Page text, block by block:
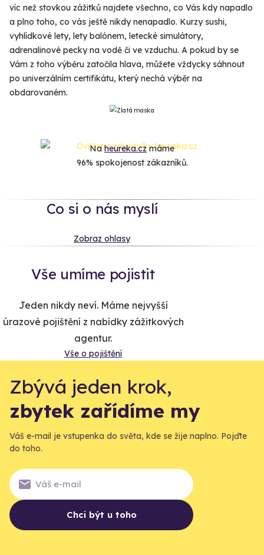
víc než stovkou zážitků najdete všechno, co Vás kdy napadlo
a plno toho, co vás ještě nikdy nenapadlo. Kurzy sushi,
vyhlídkové lety, lety balónem, letecké simulátory,
adrenalinové pecky na vodě či ve vzduchu. A pokud by se
Vám z toho výběru zatočila hlava, můžete vždycky sáhnout
po univerzálním certifikátu, který nechá výběr na
obdarovaném.
Naheureka.czmáme
96% spokojenost zákazníků.
Co si o nás myslí
Zobraz ohlasy
Vše umíme pojistit
Jeden nikdy neví. Máme nejvyšší
úrazové pojištění z nabídky zážitkových
agentur.
Vše o pojištění
Zbývá jeden krok,
zbytek zařídíme my
Váš e-mail je vstupenka do světa, kde se žije naplno. Pojďte
do toho.
Chci být u toho